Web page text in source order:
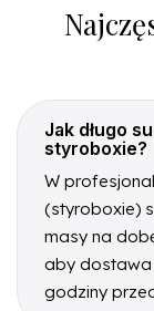
Jak długo
styroboxie?
W
(styroboxie)
masy na
aby dostawa
godziny